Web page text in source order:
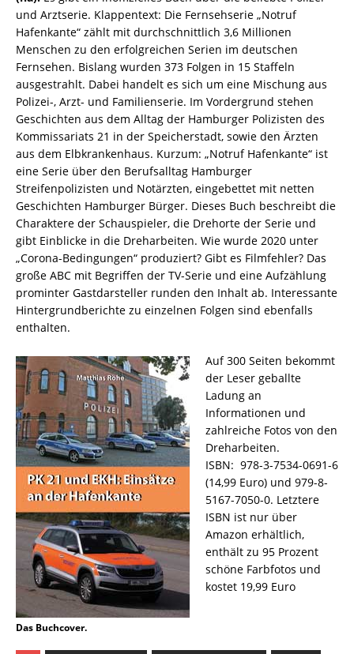
und Arztserie. Klappentext: Die Fernsehserie „Notruf
Hafenkante“ zählt mit durchschnittlich 3,6 Millionen
Menschen zu den erfolgreichen Serien im deutschen
Fernsehen. Bislang wurden 373 Folgen in 15 Staffeln
ausgestrahlt. Dabei handelt es sich um eine Mischung aus
Polizei-, Arzt- und Familienserie. Im Vordergrund stehen
Geschichten aus dem Alltag der Hamburger Polizisten des
Kommissariats 21 in der Speicherstadt, sowie den Ärzten
aus dem Elbkrankenhaus. Kurzum: „Notruf Hafenkante“ ist
eine Serie über den Berufsalltag Hamburger
Streifenpolizisten und Notärzten, eingebettet mit netten
Geschichten Hamburger Bürger. Dieses Buch beschreibt die
Charaktere der Schauspieler, die Drehorte der Serie und
gibt Einblicke in die Dreharbeiten. Wie wurde 2020 unter
„Corona-Bedingungen“ produziert? Gibt es Filmfehler? Das
große ABC mit Begriffen der TV-Serie und eine Aufzählung
prominter Gastdarsteller runden den Inhalt ab. Interessante
Hintergrundberichte zu einzelnen Folgen sind ebenfalls
enthalten.
Das Buchcover.
Auf 300 Seiten bekommt
der Leser geballte
Ladung an
Informationen und
zahlreiche Fotos von den
Dreharbeiten.
ISBN: 978-3-7534-0691-6
(14,99 Euro) und 979-8-
5167-7050-0. Letztere
ISBN ist nur über
Amazon erhältlich,
enthält zu 95 Prozent
schöne Farbfotos und
kostet 19,99 Euro